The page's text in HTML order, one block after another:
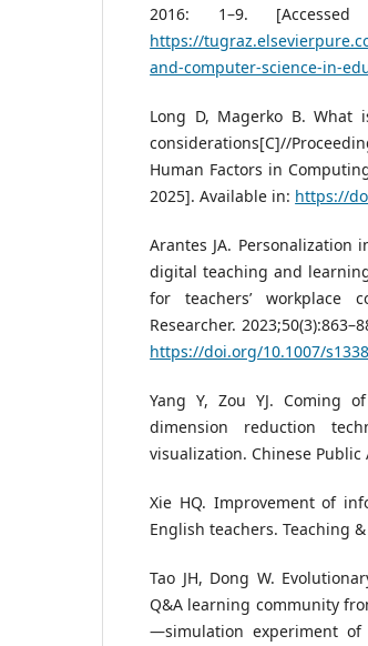
2016: 1–9.
https://
and-computer-science-in-
Long D, Magerko B. What
considerations[C]//
Human Factors in
2025]. Available in: https://
Arantes JA. Personalization
digital teaching and
for teachers’ workplace
Researcher.
https://doi.org/10.1007/
Yang Y, Zou YJ. Coming
dimension reduction
visualization. Chinese Public
Xie HQ. Improvement of
English teachers. Teaching
Tao JH, Dong W.
Q&A learning community
—simulation experiment of